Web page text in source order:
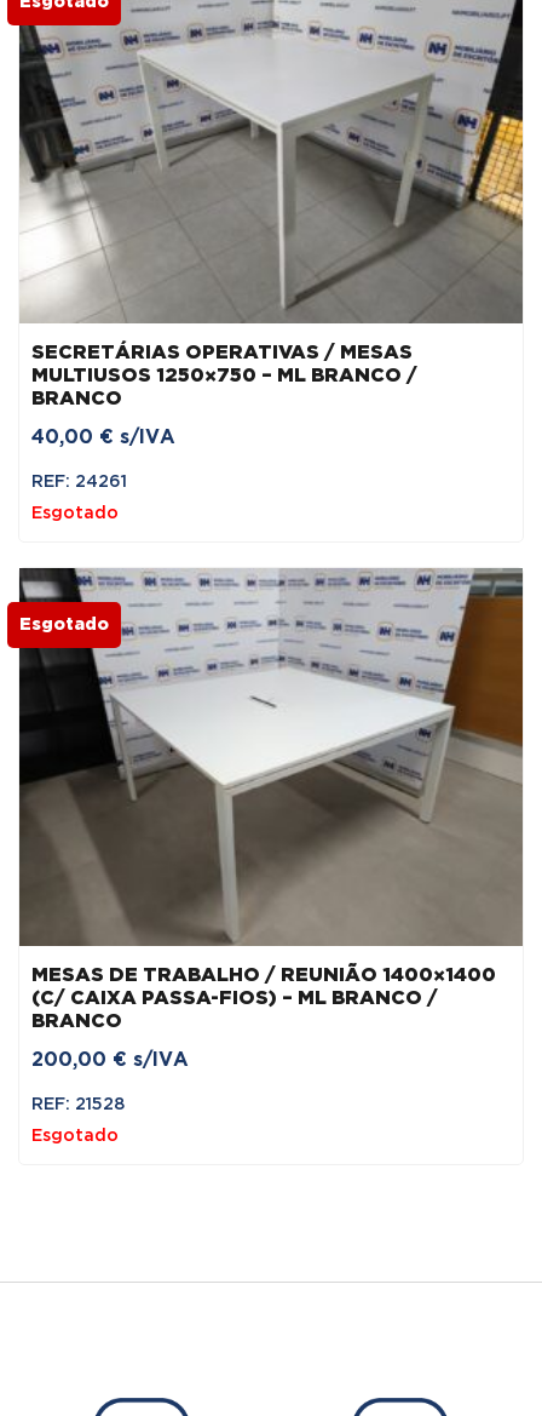
SECRETÁRIAS OPERATIVAS / MESAS
MULTIUSOS 1250×750 – ML BRANCO /
BRANCO
40,00 € s/IVA
REF: 24261
Esgotado
MESAS DE TRABALHO / REUNIÃO 1400×1400
(C/ CAIXA PASSA-FIOS) – ML BRANCO /
BRANCO
200,00 € s/IVA
REF: 21528
Esgotado
Esgotado